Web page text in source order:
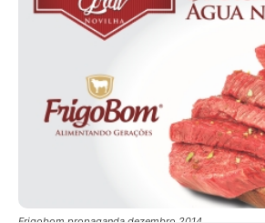
Só Notícias